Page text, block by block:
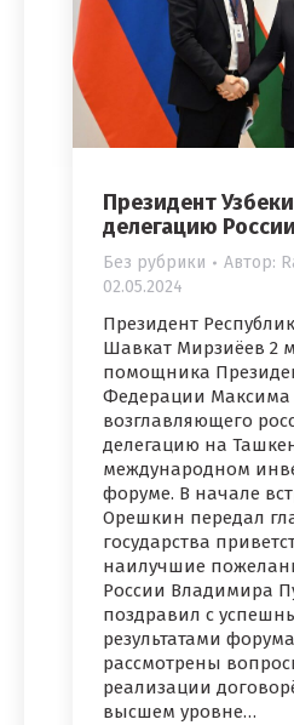
Президент
делегацию России
Без рубрики Автор:
02.05.2024
Президент
Шавкат Мирзиёев 2
помощника
Федерации
возглавляющего
делегацию на
международном
форуме. В начале
Орешкин передал
государства
наилучшие
России Владимира
поздравил с
результатами
рассмотрены
реализации
высшем уровне…